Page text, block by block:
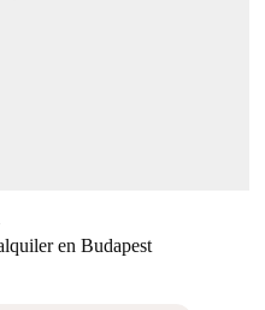
en Budapest